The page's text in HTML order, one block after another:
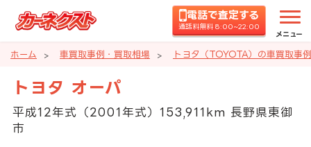
電話で査定する
通話料無料 8:00~22:00
メニュー
ホーム 車買取事例・買取相場 トヨタ（TOYOTA）の車買取事
トヨタ オーパ
平成12年式（2001年式）153,911km 長野県東御
市